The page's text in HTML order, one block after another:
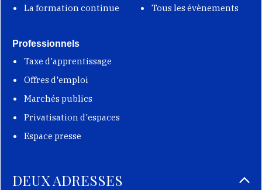
La formation continue
Tous les évènements
Professionnels
Taxe d'apprentissage
Offres d'emploi
Marchés publics
Privatisation d'espaces
Espace presse
DEUX ADRESSES